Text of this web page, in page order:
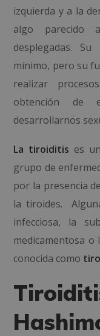
izquierda y a la
algo parecido
desplegadas.
mínimo, pero su
realizar
obtención de
desarrollarnos
La tiroiditis es
grupo de
por la presencia
la tiroides.
infecciosa, la
medicamentosa
conocida como